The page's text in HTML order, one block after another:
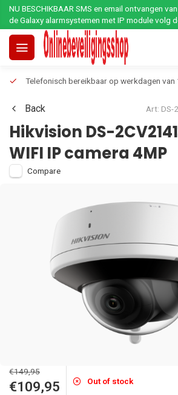
NU BESCHIKBAAR SMS en email ontvangen
de Galaxy alarmsystemen met IP module volg
Telefonisch bereikbaar op werkdagen
Back Art: DS-
Hikvision DS-
WIFI IP camera 4MP
Compare
€149,95
€109,95 Out of stock